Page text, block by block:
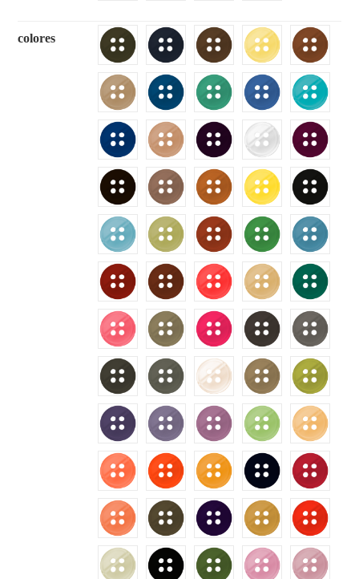
colores